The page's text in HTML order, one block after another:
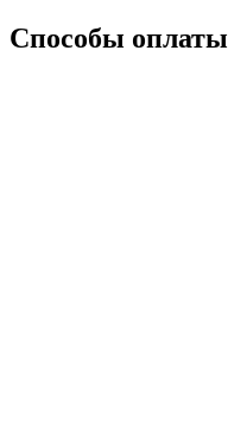
Способы оплаты